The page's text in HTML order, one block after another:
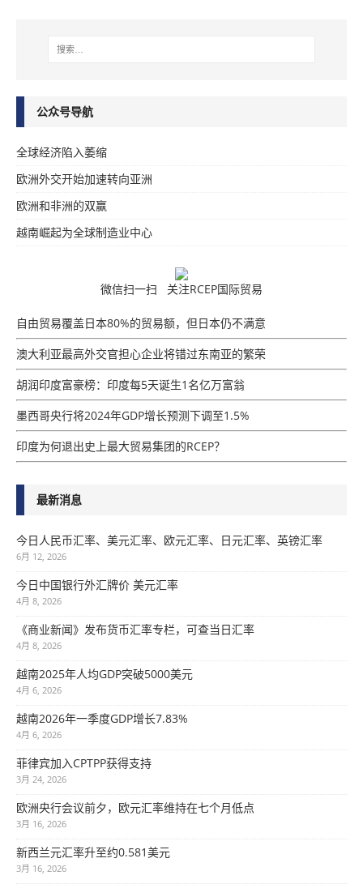
公众号导航
全球经济陷入萎缩
欧洲外交开始加速转向亚洲
欧洲和非洲的双赢
越南崛起为全球制造业中心
微信扫一扫 关注RCEP国际贸易
自由贸易覆盖日本80%的贸易额，但日本仍不满意
澳大利亚最高外交官担心企业将错过东南亚的繁荣
胡润印度富豪榜：印度每5天诞生1名亿万富翁
墨西哥央行将2024年GDP增​​长预测下调至1.5%
印度为何退出史上最大贸易集团的RCEP？
最新消息
今日人民币汇率、美元汇率、欧元汇率、日元汇率、英镑汇率
6月 12, 2026
今日中国银行外汇牌价 美元汇率
4月 8, 2026
《商业新闻》发布货币汇率专栏，可查当日汇率
4月 8, 2026
越南2025年人均GDP突破5000美元
4月 6, 2026
越南2026年一季度GDP增长7.83%
4月 6, 2026
菲律宾加入CPTPP获得支持
3月 24, 2026
欧洲央行会议前夕，欧元汇率维持在七个月低点
3月 16, 2026
新西兰元汇率升至约0.581美元
3月 16, 2026